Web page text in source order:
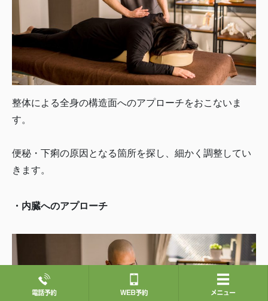
整体による全身の構造面へのアプローチをおこないま
す。
便秘・下痢の原因となる箇所を探し、細かく調整してい
きます。
・内臓へのアプローチ